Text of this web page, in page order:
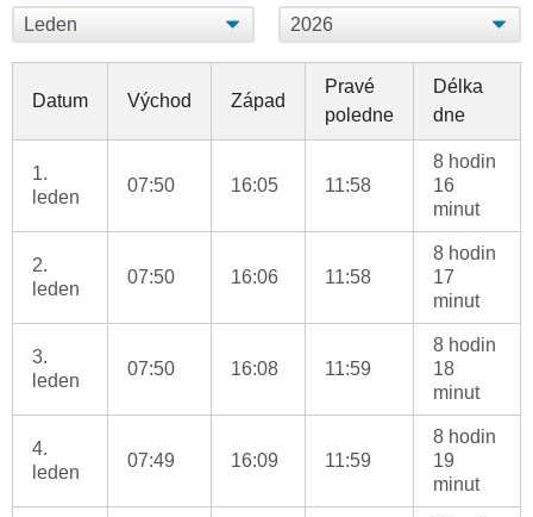
Datum Východ Západ
Pravé
poledne
Délka
dne
1.
leden
07:50 16:05 11:58
8 hodin
16
minut
2.
leden
07:50 16:06 11:58
8 hodin
17
minut
3.
leden
07:50 16:08 11:59
8 hodin
18
minut
4.
leden
07:49 16:09 11:59
8 hodin
19
minut